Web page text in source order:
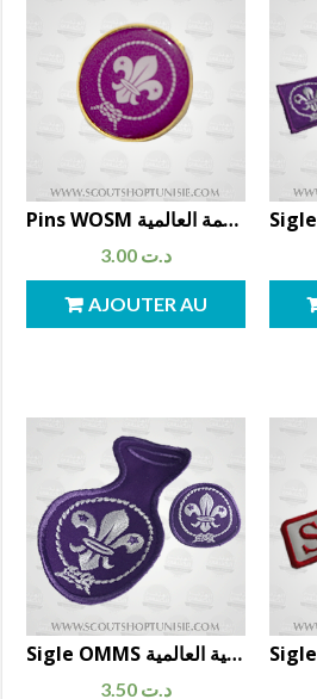
Pins WOSM مشبك شعار المنظمة العالمية
3.00 د.ت
AJOUTER AU
Sigle OMMS شعار المنظمة الكشفية العالمية
3.50 د.ت